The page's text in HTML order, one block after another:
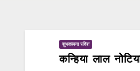
शुभकामना संदेश
कन्हिया लाल